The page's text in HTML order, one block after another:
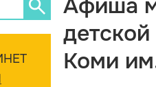
Афиша
Коми